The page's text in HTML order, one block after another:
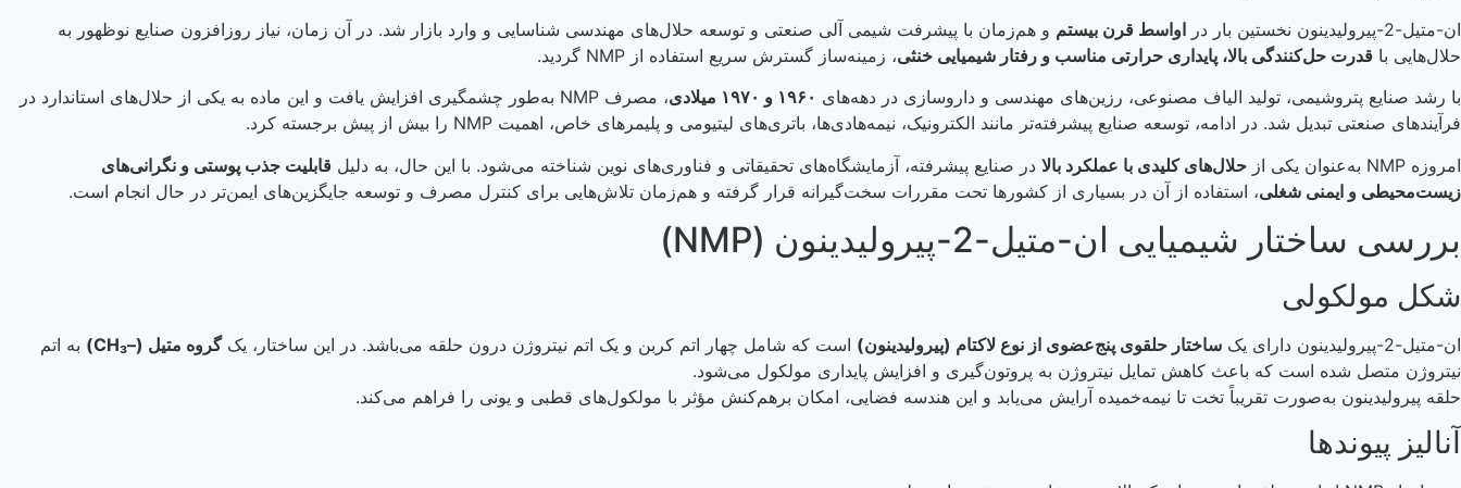
ان-متیل-2-پیرولیدینون نخستین بار در اواسط قرن بیستم و هم‌زمان با پیشرفت شیمی آلی صنعتی و توسعه حلال‌های مهندسی شناسایی و وارد بازار شد. در آن زمان، نیاز روزافزون صنایع نوظهور به
حلال‌هایی با قدرت حل‌کنندگی بالا، پایداری حرارتی مناسب و رفتار شیمیایی خنثی، زمینه‌ساز گسترش سریع استفاده از NMP گردید.
با رشد صنایع پتروشیمی، تولید الیاف مصنوعی، رزین‌های مهندسی و داروسازی در دهه‌های ۱۹۶۰ و ۱۹۷۰ میلادی
، مصرف NMP به‌طور چشمگیری افزایش یافت و این ماده به یکی از حلال‌های استاندارد در
فرآیندهای صنعتی تبدیل شد. در ادامه، توسعه صنایع پیشرفته‌تر مانند الکترونیک، نیمه‌هادی‌ها، باتری‌های لیتیومی و پلیمرهای خاص، اهمیت NMP را بیش از پیش برجسته کرد.
امروزه NMP به‌عنوان یکی از
حلال‌های کلیدی با عملکرد بالا در صنایع پیشرفته، آزمایشگاه‌های تحقیقاتی و فناوری‌های نوین شناخته می‌شود. با این حال، به دلیل قابلیت جذب پوستی و نگرانی‌های
زیست‌محیطی و ایمنی شغلی، استفاده از آن در بسیاری از کشورها تحت مقررات سخت‌گیرانه قرار گرفته و هم‌زمان تلاش‌هایی برای کنترل مصرف و توسعه جایگزین‌های ایمن‌تر در حال انجام است.
بررسی ساختار شیمیایی ان-متیل-2-پیرولیدینون (NMP)
شکل مولکولی
ان-متیل-2-پیرولیدینون دارای یک ساختار حلقوی پنج‌عضوی از نوع لاکتام (پیرولیدینون) است که شامل چهار اتم کربن و یک اتم نیتروژن درون حلقه می‌باشد. در این ساختار، یکگروه متیل (–CH₃)
به اتم
نیتروژن متصل شده است که باعث کاهش تمایل نیتروژن به پروتون‌گیری و افزایش پایداری مولکول می‌شود.
حلقه پیرولیدینون به‌صورت تقریباً تخت تا نیمه‌خمیده آرایش می‌یابد و این هندسه فضایی، امکان برهم‌کنش مؤثر با مولکول‌های قطبی و یونی را فراهم می‌کند.
آنالیز پیوندها